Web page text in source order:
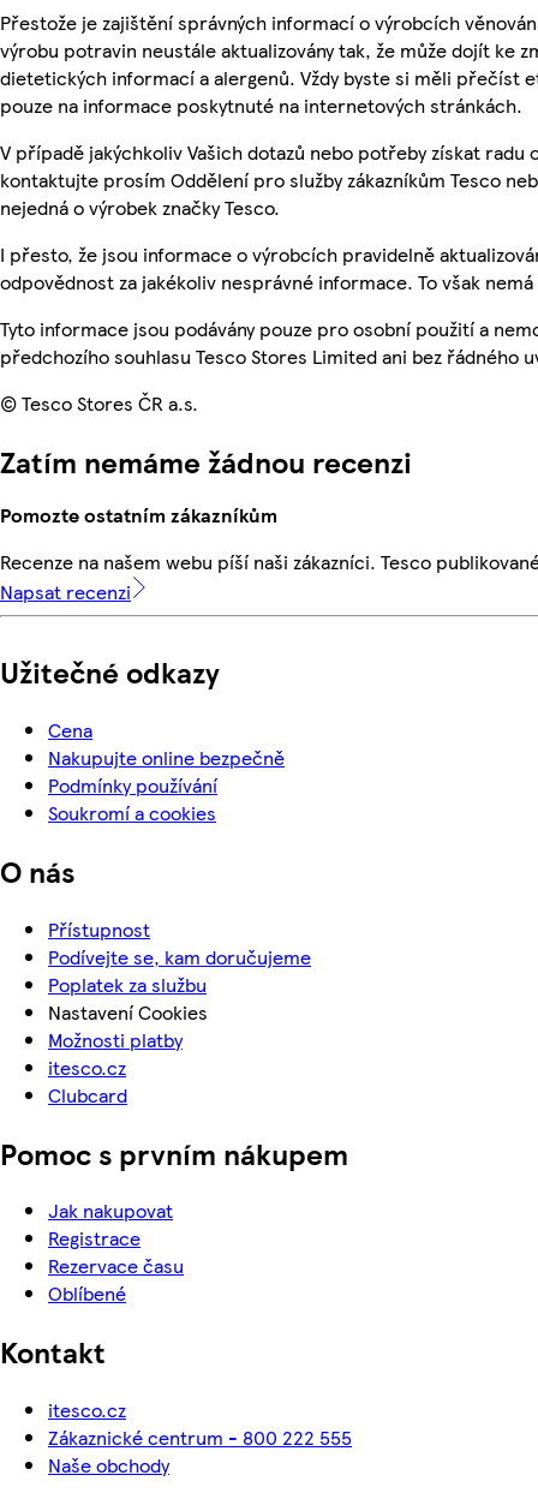
Přestože je zajištění správných informací o výrobcích
výrobu potravin neustále aktualizovány tak, že může dojít ke
dietetických informací a alergenů. Vždy byste si měli přečíst
pouze na informace poskytnuté na internetových stránkách.
V případě jakýchkoliv Vašich dotazů nebo potřeby získat radu
kontaktujte prosím Oddělení pro služby zákazníkům Tesco
nejedná o výrobek značky Tesco.
I přesto, že jsou informace o výrobcích pravidelně
odpovědnost za jakékoliv nesprávné informace. To však
Tyto informace jsou podávány pouze pro osobní použití a
předchozího souhlasu Tesco Stores Limited ani bez řádného
© Tesco Stores ČR a.s.
Zatím nemáme žádnou recenzi
Pomozte ostatním zákazníkům
Recenze na našem webu píší naši zákazníci. Tesco
Napsat recenzi
Užitečné odkazy
Cena
Nakupujte online bezpečně
Podmínky používání
Soukromí a cookies
O nás
Přístupnost
Podívejte se, kam doručujeme
Poplatek za službu
Nastavení Cookies
Možnosti platby
itesco.cz
Clubcard
Pomoc s prvním nákupem
Jak nakupovat
Registrace
Rezervace času
Oblíbené
Kontakt
itesco.cz
Zákaznické centrum - 800 222 555
Naše obchody